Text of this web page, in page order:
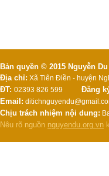
Bản quyền © 2015 Nguyễn
Địa chỉ: Xã Tiên Điền - huyện
ĐT: 02393 826 599 Đăng
Email:
Chịu trách nhiệm nội dung:
Nêu rõ nguồn nguyendu.org.vn